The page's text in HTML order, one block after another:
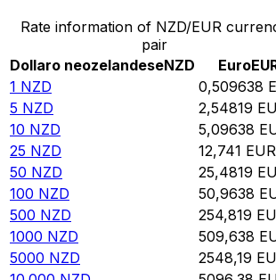
Rate information of NZD/EUR
pair
Dollaro neozelandeseNZD Euro
1 NZD 0,509638
5 NZD 2,54819
10 NZD 5,09638
25 NZD 12,741 EUR
50 NZD 25,4819
100 NZD 50,9638
500 NZD 254,819
1000 NZD 509,638
5000 NZD 2548,19